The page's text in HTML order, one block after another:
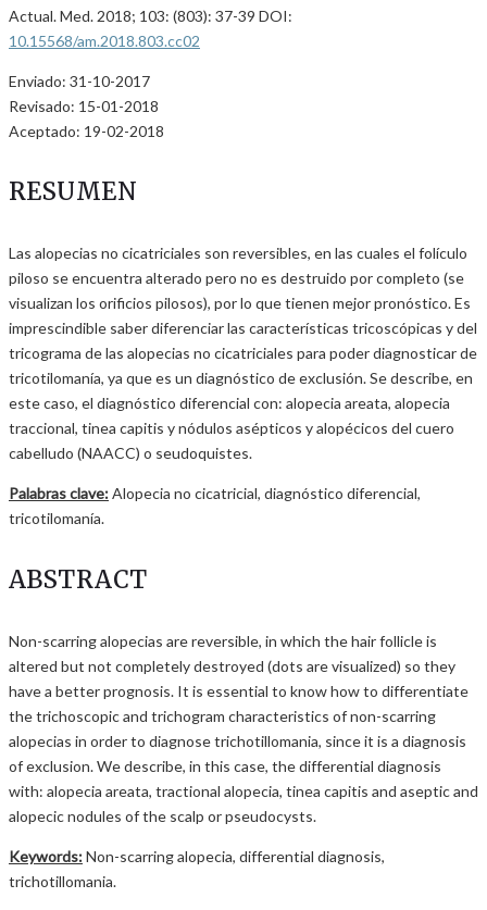
Actual. Med. 2018; 103: (803): 37-39 DOI:
10.15568/am.2018.803.cc02
Enviado: 31-10-2017
Revisado: 15-01-2018
Aceptado: 19-02-2018
RESUMEN
Las alopecias no cicatriciales son reversibles, en las cuales el folículo
piloso se encuentra alterado pero no es destruido por completo (se
visualizan los orificios pilosos), por lo que tienen mejor pronóstico. Es
imprescindible saber diferenciar las características tricoscópicas y del
tricograma de las alopecias no cicatriciales para poder diagnosticar de
tricotilomanía, ya que es un diagnóstico de exclusión. Se describe, en
este caso, el diagnóstico diferencial con: alopecia areata, alopecia
traccional, tinea capitis y nódulos asépticos y alopécicos del cuero
cabelludo (NAACC) o seudoquistes.
Palabras clave:Alopecia no cicatricial, diagnóstico diferencial,
tricotilomanía.
ABSTRACT
Non-scarring alopecias are reversible, in which the hair follicle is
altered but not completely destroyed (dots are visualized) so they
have a better prognosis. It is essential to know how to differentiate
the trichoscopic and trichogram characteristics of non-scarring
alopecias in order to diagnose trichotillomania, since it is a diagnosis
of exclusion. We describe, in this case, the differential diagnosis
with: alopecia areata, tractional alopecia, tinea capitis and aseptic and
alopecic nodules of the scalp or pseudocysts.
Keywords:Non-scarring alopecia, differential diagnosis,
trichotillomania.